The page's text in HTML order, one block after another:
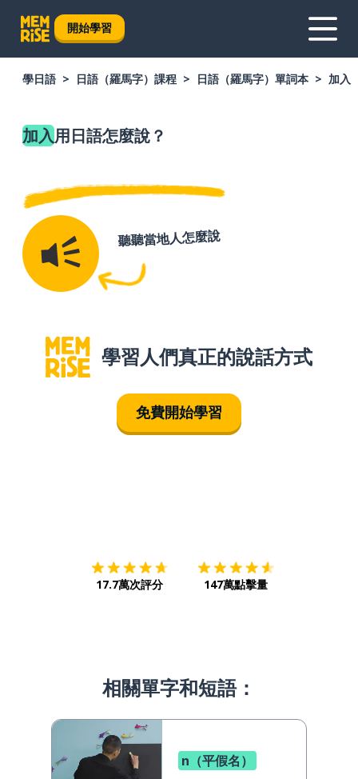
開始學習
學日語 日語（羅馬字）課程 日語（羅馬字）單詞本 加入
加入用日語怎麼說？
聽聽當地人怎麼說
學習人們真正的說話方式
免費開始學習
17.7萬次評分 147萬點擊量
相關單字和短語：
n（平假名）